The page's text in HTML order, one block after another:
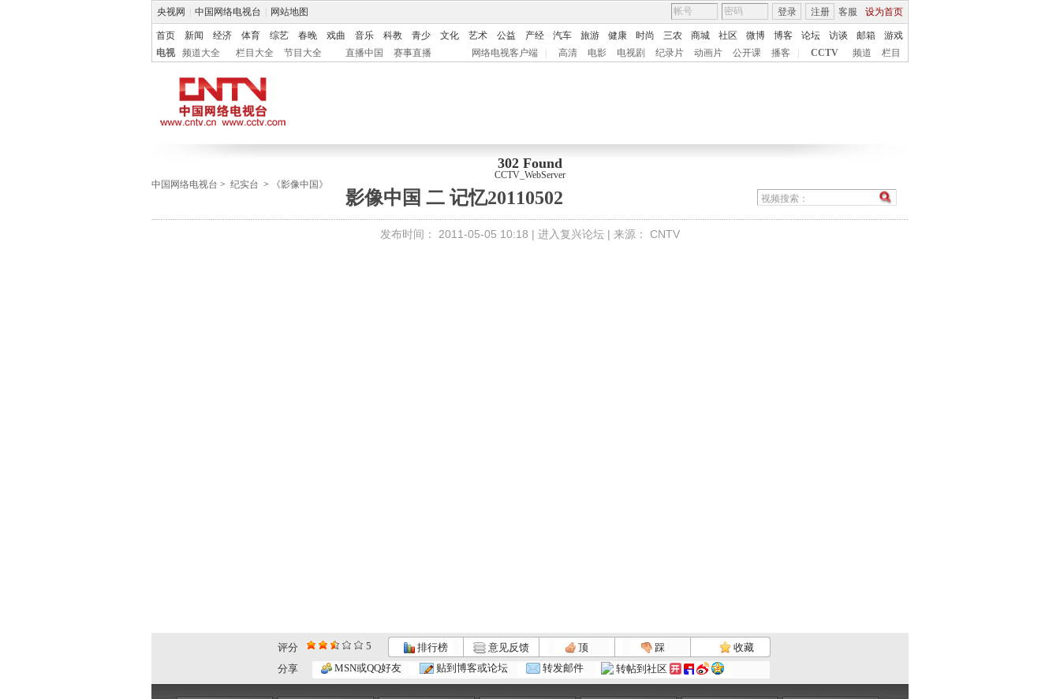
央视网 中国网络电视台 网站地图 客服 设为首页
登录 注册
首页 新闻 经济 体育 综艺 春晚 戏曲 音乐 科教 青少 文化 艺术 公益 产经 汽车 旅游 健康 时尚 三农 商城 社区 微博 博客 论坛 访谈 邮箱
游戏
电视
频道大全 栏目大全 节目大全 直播中国 赛事直播 网络电视客户端 高清 电影 电视剧 纪录片 动画片 公开课 播客 CCTV 频道 栏目
302 Found
CCTV_WebServer
中国网络电视台 > 纪实台 > 《影像中国》
影像中国 二 记忆20110502
发布时间： 2011-05-05 10:18 | 进入复兴论坛 | 来源： CNTV
评分 5 排行榜 意见反馈 顶 踩
收藏
分享
MSN或QQ好友 贴到博客或论坛 转发邮件 转帖到社区